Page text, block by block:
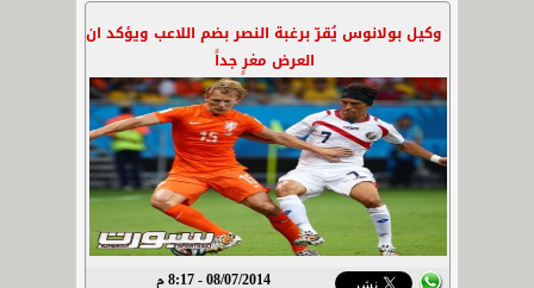
وكيل بولانوس يُقرّ برغبة النصر بضم اللاعب ويؤكد ان
العرض مغرٍ جداً
08/07/2014 - 8:17 م